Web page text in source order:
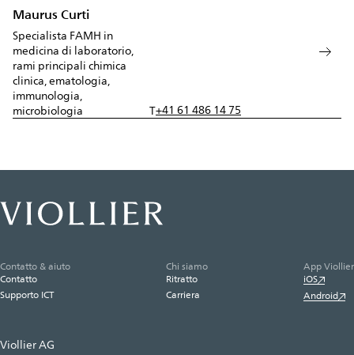
Maurus Curti
Specialista FAMH in
medicina di laboratorio,
rami principali chimica
clinica, ematologia,
immunologia,
microbiologia
T+41 61 486 14 75
Viollier AG
Contatto & aiuto
Contatto
Supporto ICT
Chi siamo
Ritratto
Carriera
App Viollier
iOS
Android